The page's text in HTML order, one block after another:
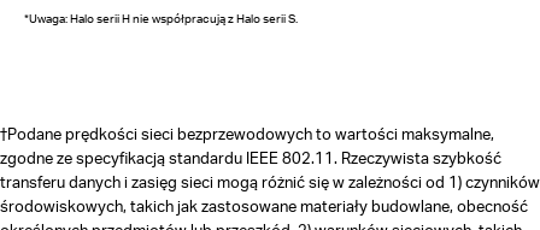
*Uwaga: Halo serii H nie współpracują z Halo serii S.
†Podane prędkości sieci bezprzewodowych to wartości maksymalne,
zgodne ze specyfikacją standardu IEEE 802.11. Rzeczywista szybkość
transferu danych i zasięg sieci mogą różnić się w zależności od 1) czynników
środowiskowych, takich jak zastosowane materiały budowlane, obecność